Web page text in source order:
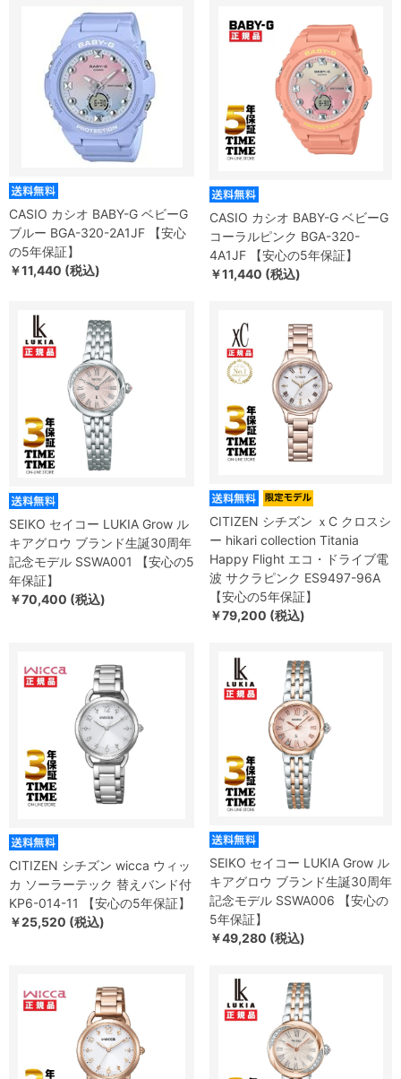
CASIO カシオ BABY-G ベビーG
ブルー BGA-320-2A1JF 【安心
の5年保証】
￥11,440 (税込)
CASIO カシオ BABY-G ベビーG
コーラルピンク BGA-320-
4A1JF 【安心の5年保証】
￥11,440 (税込)
SEIKO セイコー LUKIA Grow ル
キアグロウ ブランド生誕30周年
記念モデル SSWA001 【安心の5
年保証】
￥70,400 (税込)
CITIZEN シチズン ｘC クロスシ
ー hikari collection Titania
Happy Flight エコ・ドライブ電
波 サクラピンク ES9497-96A
【安心の5年保証】
￥79,200 (税込)
CITIZEN シチズン wicca ウィッ
カ ソーラーテック 替えバンド付
KP6-014-11 【安心の5年保証】
￥25,520 (税込)
SEIKO セイコー LUKIA Grow ル
キアグロウ ブランド生誕30周年
記念モデル SSWA006 【安心の
5年保証】
￥49,280 (税込)